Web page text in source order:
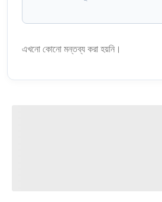
এখনো কোনো মন্তব্য করা হয়নি।